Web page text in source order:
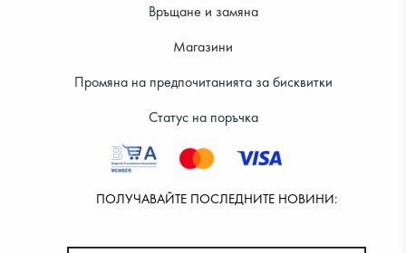
Връщане и замяна
Магазини
Промяна на предпочитанията за бисквитки
Статус на поръчка
ПОЛУЧАВАЙТЕ ПОСЛЕДНИТЕ НОВИНИ: